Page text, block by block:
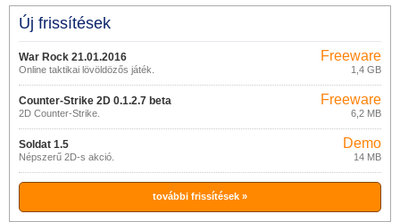
Új frissítések
War Rock 21.01.2016
Online taktikai lövöldözős játék.
Freeware
1,4 GB
Counter-Strike 2D 0.1.2.7 beta
2D Counter-Strike.
Freeware
6,2 MB
Soldat 1.5
Népszerű 2D-s akció.
Demo
14 MB
további frissítések »